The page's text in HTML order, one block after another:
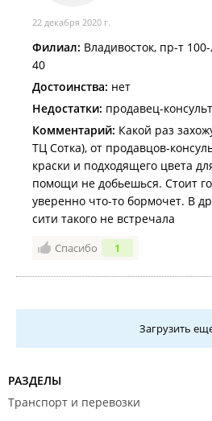
негодность (выработка
зазоры; волна на
Покупателей, которым
предназначенных для
до 3 мес., при условии, что
проработать и не сгорит
нагрузки при проф работе.
появляются все признаки
описанные мной выше и от
триммер начинает:
волос; не простригать и
участки волос;
ножей (лязг/скрежет/ноже
нагрев ножей (вне
информация)
22 декабря 2020 г.
Филиал: Владивосток, пр-т
40
Достоинства: нет
Недостатки: продавец-
Комментарий: Какой раз
ТЦ Сотка), от продавцов-
краски и подходящего цвета
помощи не добьешься. Стоит
уверенно что-то бормочет. В
сити такого не встречала
Спасибо 1
Загрузить
РАЗДЕЛЫ
Транспорт и перевозки